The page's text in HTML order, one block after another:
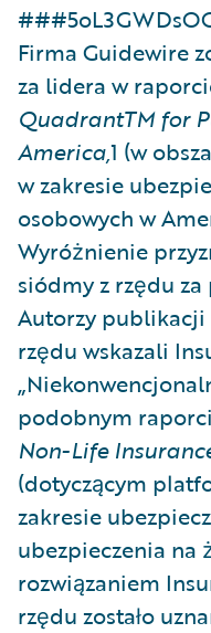
Firma Guidewire
za lidera w
QuadrantTM for
America,1 (w
w zakresie
osobowych w
Wyróżnienie
siódmy z rzędu
Autorzy
rzędu wskazali
podobnym
Non-Life
(dotyczącym
zakresie
ubezpieczenia na
rozwiązaniem
rzędu zostało